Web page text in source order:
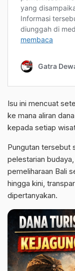
Isu ini mencuat
ke mana aliran
kepada setiap
Pungutan tersebut
pelestarian
pemeliharaan Bali
hingga kini,
dipertanyakan.